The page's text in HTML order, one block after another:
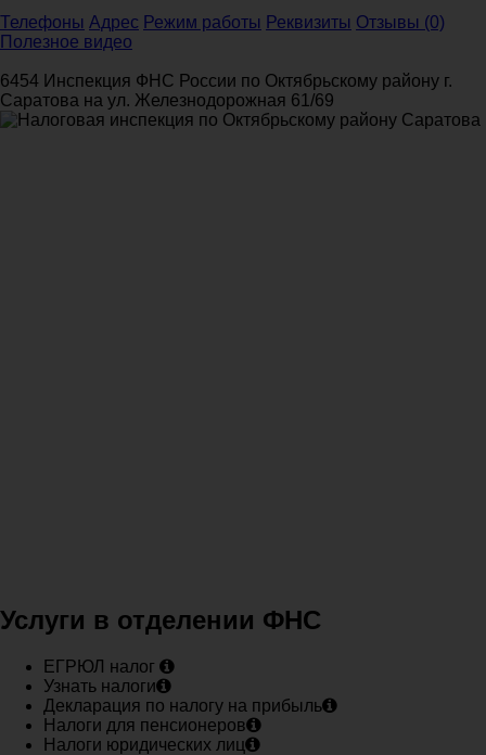
Телефоны Адрес Режим работы Реквизиты Отзывы (0)
Полезное видео
6454 Инспекция ФНС России по Октябрьскому району г.
Саратова на ул. Железнодорожная 61/69
Услуги в отделении ФНС
ЕГРЮЛ налог
Узнать налоги
Декларация по налогу на прибыль
Налоги для пенсионеров
Налоги юридических лиц